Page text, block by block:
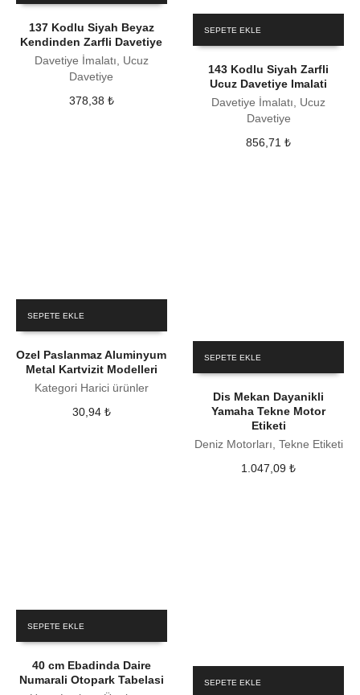
137 Kodlu Siyah Beyaz
Kendinden Zarfli Davetiye
Davetiye İmalatı, Ucuz
Davetiye
378,38 ₺
SEPETE EKLE
143 Kodlu Siyah Zarfli
Ucuz Davetiye Imalati
Davetiye İmalatı, Ucuz
Davetiye
856,71₺
SEPETE EKLE
Ozel Paslanmaz Aluminyum
Metal Kartvizit Modelleri
Kategori Harici ürünler
30,94 ₺
SEPETE EKLE
Dis Mekan Dayanikli
Yamaha Tekne Motor
Etiketi
Deniz Motorları, Tekne Etiketi
1.047,09₺
SEPETE EKLE
40 cm Ebadinda Daire
Numarali Otopark Tabelasi
SEPETE EKLE